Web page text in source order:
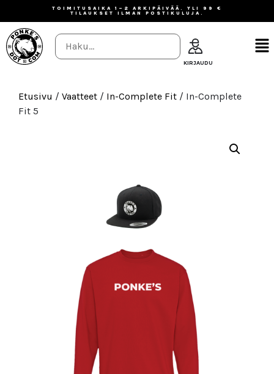
TOIMITUSAIKA 1–2 ARKIPÄIVÄÄ. YLI 99 €
TILAUKSET ILMAN POSTIKULUJA.
Etusivu / Vaatteet / In-Complete Fit / In-Complete
Fit 5